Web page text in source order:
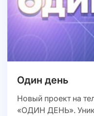
Один день
Новый проект на
«ОДИН ДЕНЬ».